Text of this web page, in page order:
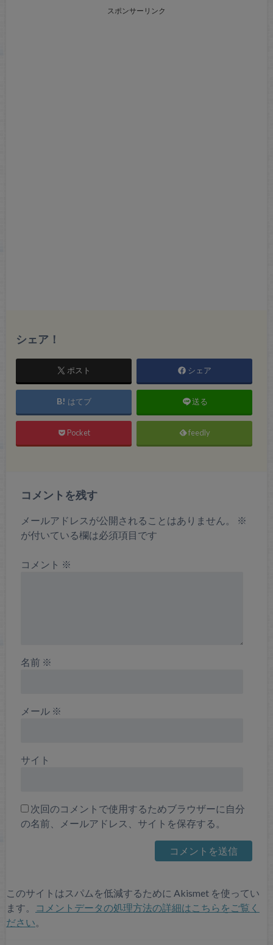
スポンサーリンク
シェア！
ポスト シェア
はてブ 送る
Pocket feedly
コメントを残す
メールアドレスが公開されることはありません。
※
が付いている欄は必須項目です
コメント ※
名前 ※
メール ※
サイト
次回のコメントで使用するためブラウザーに自分
の名前、メールアドレス、サイトを保存する。
このサイトはスパムを低減するために Akismet を使ってい
ます。
コメントデータの処理方法の詳細はこちらをご覧く
ださい